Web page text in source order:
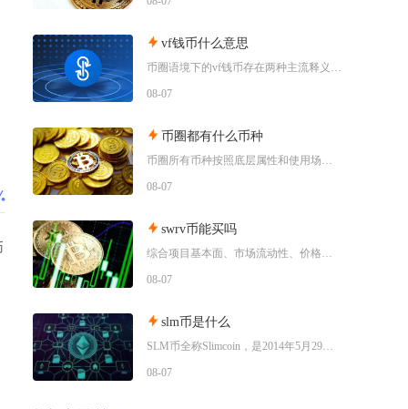
vf钱币什么意思
币圈语境下的vf钱币存在两种主流释义，一是古钱币收藏流通市场通用的VF品相评级标识，二是链
08-07
币圈都有什么币种
币圈所有币种按照底层属性和使用场景，可以划分为价值存储币、公链原生币、稳定币、平台币、赛道
08-07
swrv币能买吗
综合项目基本面、市场流动性、价格走势以及行业竞争现状，普通币圈投资者不建议买入SWRV代币
08-07
slm币是什么
SLM币全称Slimcoin，是2014年5月29日正式上线的老牌去中心化加密货币，也是业
08-07